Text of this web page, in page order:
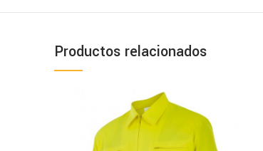
Productos relacionados